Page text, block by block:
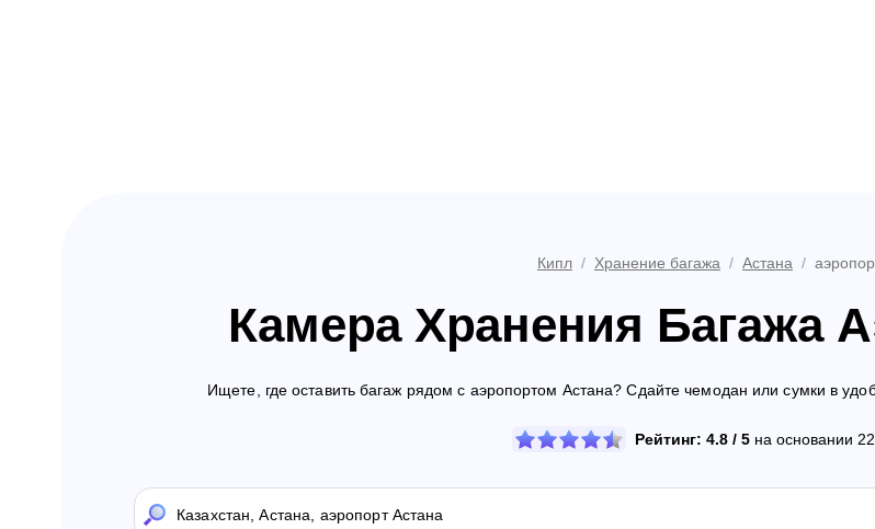
Кипл / Хранение багажа / Астана /
Камера Хранения Багажа
Ищете, где оставить багаж рядом с аэропортом Астана? Сдайте чемодан или сумки в
Рейтинг: 4.8 / 5 на основании